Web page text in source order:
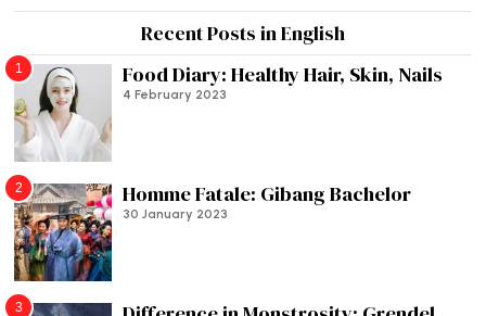
Recent Posts in English
1 Food Diary: Healthy Hair, Skin, Nails
4 February 2023
2 Homme Fatale: Gibang Bachelor
30 January 2023
3